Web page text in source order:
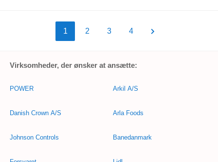
1 2 3 4
Virksomheder, der ønsker at ansætte:
POWER
Danish Crown A/S
Johnson Controls
Arkil A/S
Arla Foods
Banedanmark